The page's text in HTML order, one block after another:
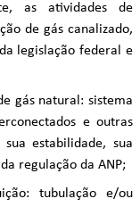
as atividades de
de gás canalizado,
legislação federal e
gás natural: sistema
e outras
estabilidade, sua
regulação da ANP;
tubulação e/ou